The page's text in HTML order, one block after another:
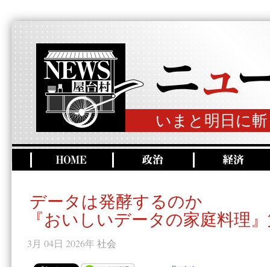
いまと明日に
データは発酵するのか
『おいしいデータの家庭料理
3月 04日 2026年 社会